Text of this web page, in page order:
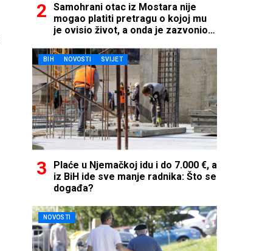
Samohrani otac iz Mostara nije
mogao platiti pretragu o kojoj mu
je ovisio život, a onda je zazvonio
BIH NOVOSTI SVIJET
Plaće u Njemačkoj idu i do 7.000 €, a
iz BiH ide sve manje radnika: Što se
događa?
NOVOSTI